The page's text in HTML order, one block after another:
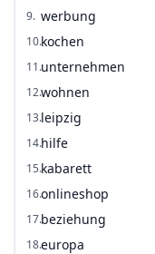
9. werbung
10.kochen
11.unternehmen
12.wohnen
13.leipzig
14.hilfe
15.kabarett
16.onlineshop
17.beziehung
18.europa